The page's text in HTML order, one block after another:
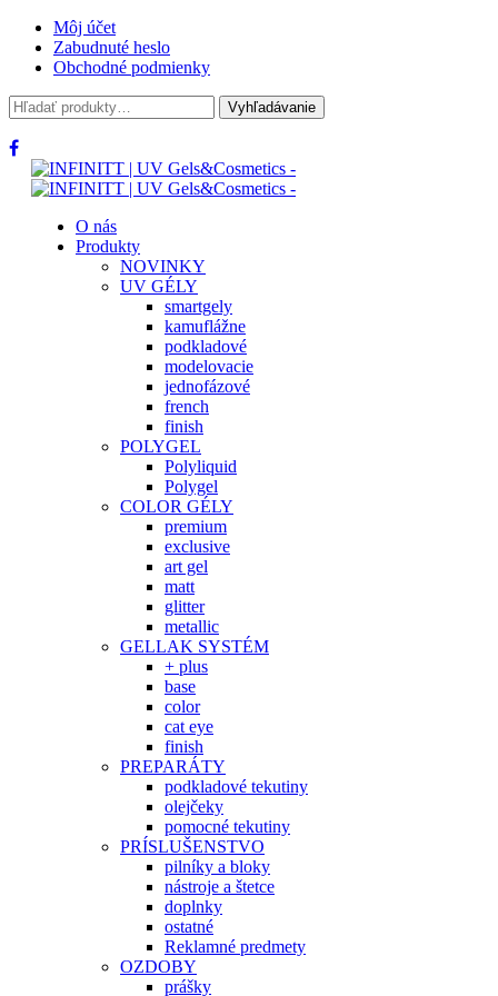
Môj účet
Zabudnuté heslo
Obchodné podmienky
Hľadať:
Vyhľadávanie
O nás
Produkty
NOVINKY
UV GÉLY
smartgely
kamuflážne
podkladové
modelovacie
jednofázové
french
finish
POLYGEL
Polyliquid
Polygel
COLOR GÉLY
premium
exclusive
art gel
matt
glitter
metallic
GELLAK SYSTÉM
+ plus
base
color
cat eye
finish
PREPARÁTY
podkladové tekutiny
olejčeky
pomocné tekutiny
PRÍSLUŠENSTVO
pilníky a bloky
nástroje a štetce
doplnky
ostatné
Reklamné predmety
OZDOBY
prášky